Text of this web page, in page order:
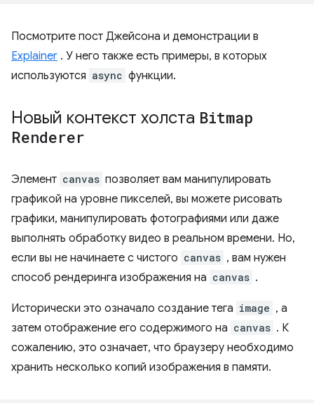
Посмотрите пост Джейсона и демонстрации в
Explainer . У него также есть примеры, в которых
используются async функции.
Новый контекст холста Bitmap
Renderer
Элемент canvas позволяет вам манипулировать
графикой на уровне пикселей, вы можете рисовать
графики, манипулировать фотографиями или даже
выполнять обработку видео в реальном времени. Но,
если вы не начинаете с чистого canvas , вам нужен
способ рендеринга изображения на canvas .
Исторически это означало создание тега image , а
затем отображение его содержимого на canvas . К
сожалению, это означает, что браузеру необходимо
хранить несколько копий изображения в памяти.